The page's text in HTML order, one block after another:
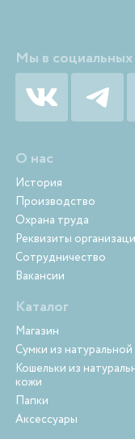
Мы в социальных
О нас
История
Производство
Охрана труда
Реквизиты
Сотрудничество
Вакансии
Каталог
Магазин
Сумки из
Кошельки из
кожи
Папки
Аксессуары